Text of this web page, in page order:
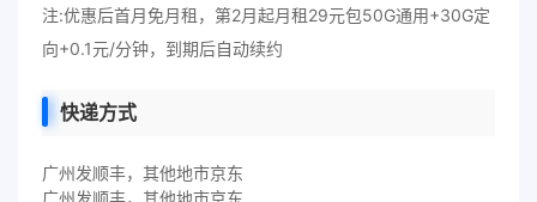
注:优惠后首月免月租，第2月起月租29元包50G通用+30G定
向+0.1元/分钟，到期后自动续约
快递方式
广州发顺丰，其他地市京东
广州发顺丰，其他地市京东